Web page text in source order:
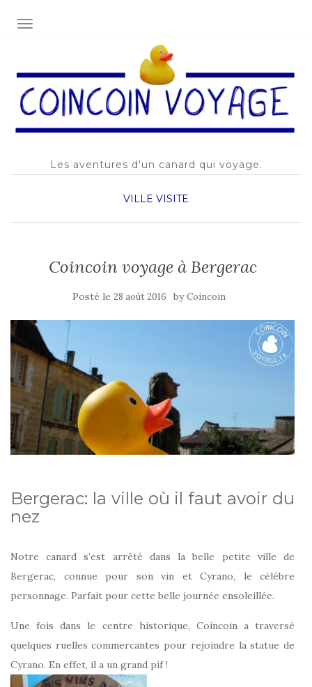
AFFICHER/MASQUER LA NAVIGATION
Les aventures d'un canard qui voyage.
VILLE VISITE
Coincoin voyage à Bergerac
Posté le 28 août 2016 byCoincoin
Bergerac: la ville où il faut avoir du
nez
Notre canard s’est arrêté dans la belle petite ville de
Bergerac, connue pour son vin et Cyrano, le célèbre
personnage. Parfait pour cette belle journée ensoleillée.
Une fois dans le centre historique, Coincoin a traversé
quelques ruelles commercantes pour rejoindre la statue de
Cyrano. En effet, il a un grand pif !